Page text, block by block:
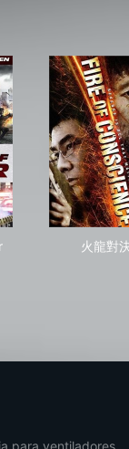
火龍對
para ventiladores